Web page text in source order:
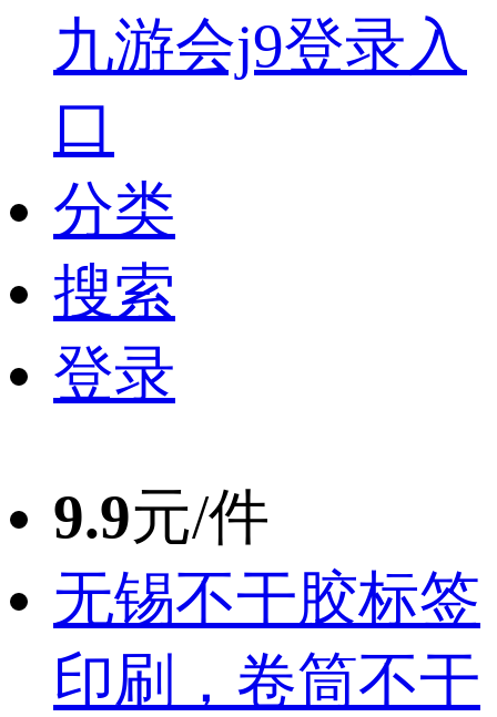
九游会j9登录入
口
分类
搜索
登录
9.9元/件
无锡不干胶标签
印刷，卷筒不干